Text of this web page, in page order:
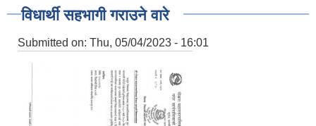
विधार्थी सहभागी गराउने वारे
Submitted on: Thu, 05/04/2023 - 16:01